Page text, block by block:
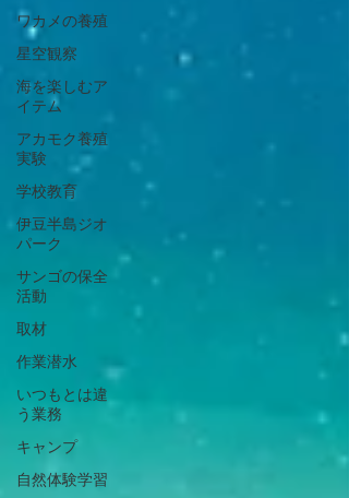
ワカメの養殖
星空観察
海を楽しむア
イテム
アカモク養殖
実験
学校教育
伊豆半島ジオ
パーク
サンゴの保全
活動
取材
作業潜水
いつもとは違
う業務
キャンプ
自然体験学習